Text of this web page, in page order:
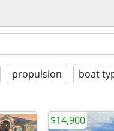
propulsion boat
$14,900